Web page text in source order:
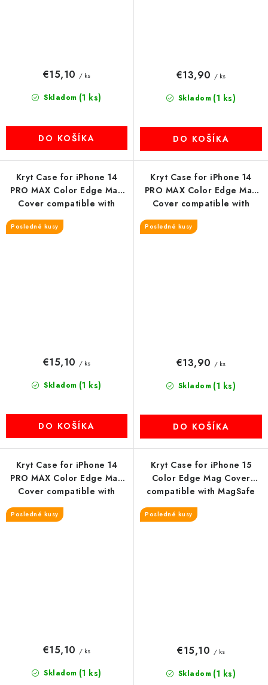
Skladom (1 ks)
€15,10 / ks
DO KOŠÍKA
Skladom (1 ks)
€13,90 / ks
DO KOŠÍKA
Kryt Case for iPhone 14
PRO MAX Color Edge Mag
Cover compatible with
MagSafe čierny
Posledné kusy
Skladom (1 ks)
€15,10 / ks
DO KOŠÍKA
Kryt Case for iPhone 14
PRO MAX Color Edge Mag
Cover compatible with
MagSafe purple
Posledné kusy
Skladom (1 ks)
€13,90 / ks
DO KOŠÍKA
Kryt Case for iPhone 14
PRO MAX Color Edge Mag
Cover compatible with
MagSafe ružový
Posledné kusy
Skladom (1 ks)
€15,10 / ks
Kryt Case for iPhone 15
Color Edge Mag Cover
compatible with MagSafe
ružový
Posledné kusy
Skladom (1 ks)
€15,10 / ks